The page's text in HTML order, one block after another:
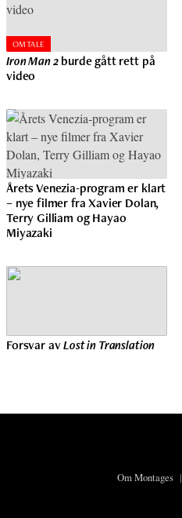
OMTALE
Iron Man 2burde gått rett på
video
Årets Venezia-program er klart
– nye filmer fra Xavier Dolan,
Terry Gilliam og Hayao
Miyazaki
Forsvar avLost in Translation
Om Montages|